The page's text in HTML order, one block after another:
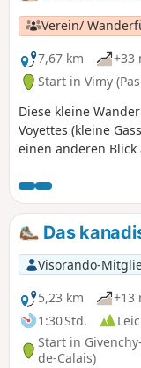
noch findet man
Munition.
Verein/
7,67 km
+33
Start in Vimy
Diese kleine
Voyettes (kleine
einen anderen
Das
Visorando-
5,23 km
+13
1:30 Std.
Start in
de-Calais)